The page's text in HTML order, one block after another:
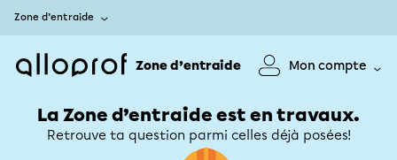
Zone d’entraide
Zone d’entraide Mon compte
La Zone d’entraide est en travaux.
Retrouve ta question parmi celles déjà posées!